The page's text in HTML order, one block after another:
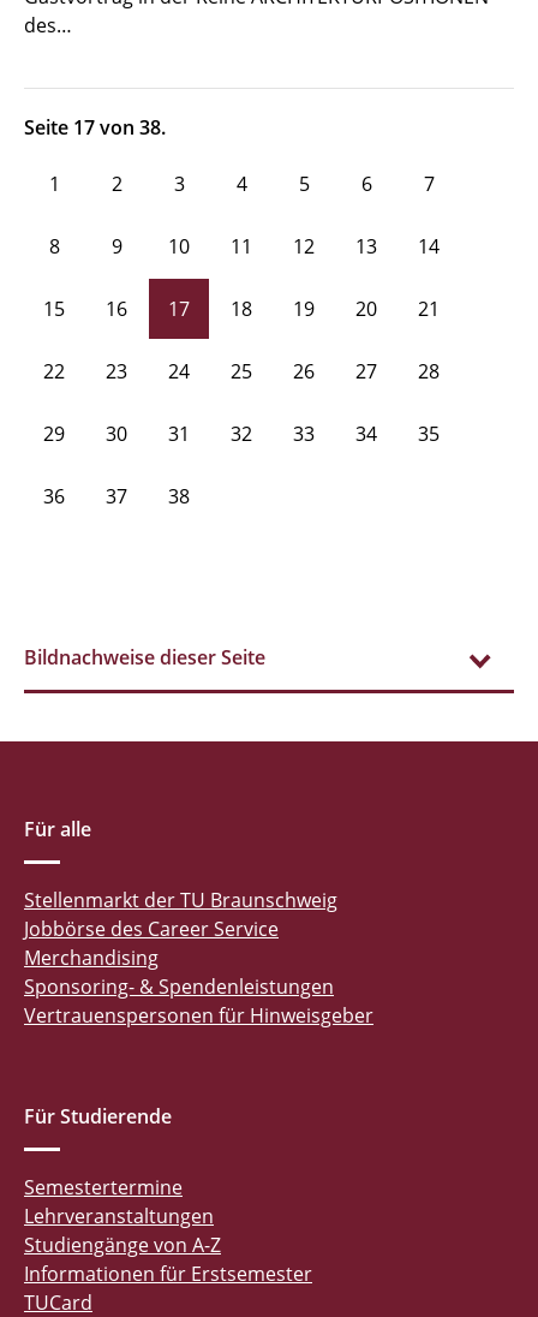
des…
Seite 17 von 38.
1 2 3 4 5 6 7
8 9 10 11 12 13 14
15 16 17 18 19 20 21
22 23 24 25 26 27 28
29 30 31 32 33 34 35
36 37 38
Bildnachweise dieser Seite
Für alle
Stellenmarkt der TU Braunschweig
Jobbörse des Career Service
Merchandising
Sponsoring- & Spendenleistungen
Vertrauenspersonen für Hinweisgeber
Für Studierende
Semestertermine
Lehrveranstaltungen
Studiengänge von A-Z
Informationen für Erstsemester
TUCard